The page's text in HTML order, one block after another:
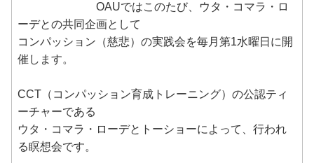
OAUではこのたび、ウタ・コマラ・ロ
ーデとの共同企画として
コンパッション（慈悲）の実践会を毎月第1水曜日に開
催します。
CCT（コンパッション育成トレーニング）の公認ティ
ーチャーである
ウタ・コマラ・ローデとトーショーによって、行われ
る瞑想会です。